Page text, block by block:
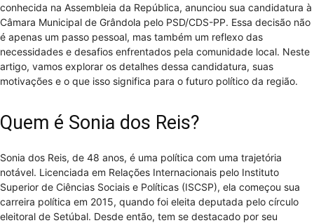
conhecida na Assembleia da República, anunciou sua candidatura à
Câmara Municipal de Grândola pelo PSD/CDS-PP. Essa decisão não
é apenas um passo pessoal, mas também um reflexo das
necessidades e desafios enfrentados pela comunidade local. Neste
artigo, vamos explorar os detalhes dessa candidatura, suas
motivações e o que isso significa para o futuro político da região.
Quem é Sonia dos Reis?
Sonia dos Reis, de 48 anos, é uma política com uma trajetória
notável. Licenciada em Relações Internacionais pelo Instituto
Superior de Ciências Sociais e Políticas (ISCSP), ela começou sua
carreira política em 2015, quando foi eleita deputada pelo círculo
eleitoral de Setúbal. Desde então, tem se destacado por seu